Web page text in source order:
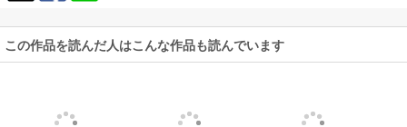
この作品を読んだ人はこんな作品も読んでいます